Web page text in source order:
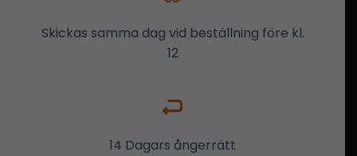
Skickas samma dag vid beställning före kl.
12
14 Dagars ångerrätt